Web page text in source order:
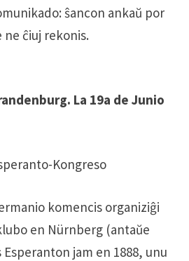
ŝancon ankaŭ por
ĉiuj rekonis.
La 19a de Junio
Kongreso
komencis organiziĝi
en Nürnberg (antaŭe
jam en 1888, unu